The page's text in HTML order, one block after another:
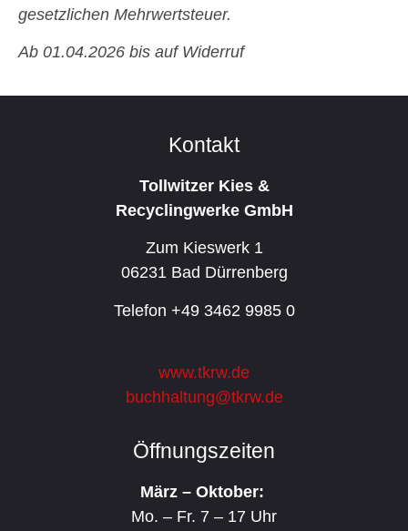
gesetzlichen Mehrwertsteuer.
Ab 01.04.2026 bis auf Widerruf
Kontakt
Tollwitzer Kies &
Recyclingwerke GmbH
Zum Kieswerk 1
06231 Bad Dürrenberg
Telefon +49 3462 9985 0
www.tkrw.de
buchhaltung@tkrw.de
Öffnungszeiten
März – Oktober:
Mo. – Fr. 7 – 17 Uhr